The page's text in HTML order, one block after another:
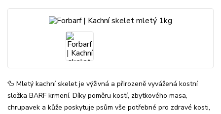
🦆 Mletý kachní skelet je výživná a přirozeně vyvážená kostní
složka BARF krmení. Díky poměru kostí, zbytkového masa,
chrupavek a kůže poskytuje psům vše potřebné pro zdravé kosti,